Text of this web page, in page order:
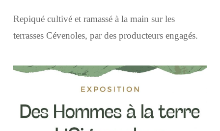
Repiqué cultivé et ramassé à la main sur les
terrasses Cévenoles, par des producteurs engagés.